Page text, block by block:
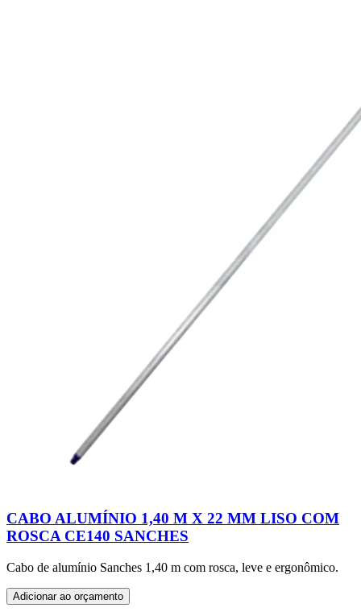
CABO ALUMÍNIO 1,40 M X 22 MM LISO COM
ROSCA CE140 SANCHES
Cabo de alumínio Sanches 1,40 m com rosca, leve e ergonômico.
Adicionar ao orçamento